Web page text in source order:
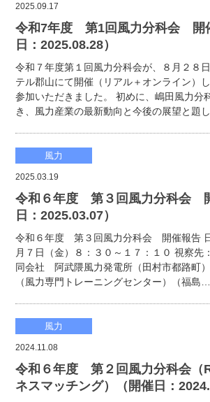
2025.09.17
令和7年度 第1回風力分科会 開
日：2025.08.28）
令和７年度第１回風力分科会が、８月２８
テル郡山にて開催（リアル＋オンライン）
参加いただきました。 初めに、嶋田風力分
き、風力産業の最新動向と今後の展望と題
風力
2025.03.19
令和６年度 第３回風力分科会
日：2025.03.07）
令和６年度 第３回風力分科会 開催報告
月７日（金）８：３０～１７：１０ 視察
同会社 阿武隈風力発電所（田村市都路町
（風力専門トレーニングセンター）（福島…
風力
2024.11.08
令和６年度 第２回風力分科会（
ネスマッチング）（開催日：